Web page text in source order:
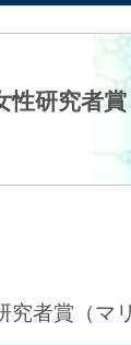
性研究者
究者賞（マ